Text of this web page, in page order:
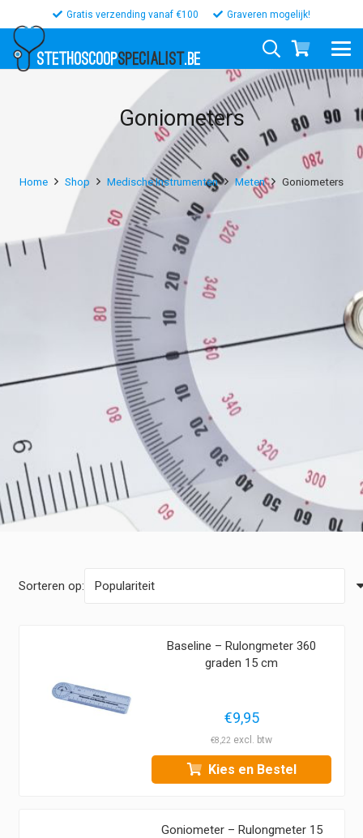
Gratis verzending vanaf €100 Graveren mogelijk!
STETHOSCOOPSPECIALIST.BE
Goniometers
Home Shop Medische Instrumenten Meten Goniometers
Sorteren op:
Baseline – Rulongmeter 360
graden 15 cm
€9,95
€8,22
Kies en Bestel
Goniometer – Rulongmeter 15